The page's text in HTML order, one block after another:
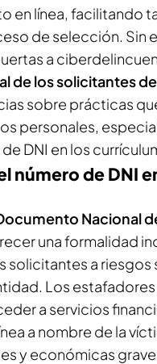
en línea, facilitando
de selección. Sin
a
de los solicitantes
sobre prácticas
personales,
DNI en los
número de DNI
Nacional
una formalidad
solicitantes a
Los
a servicios
a nombre de la
y económicas